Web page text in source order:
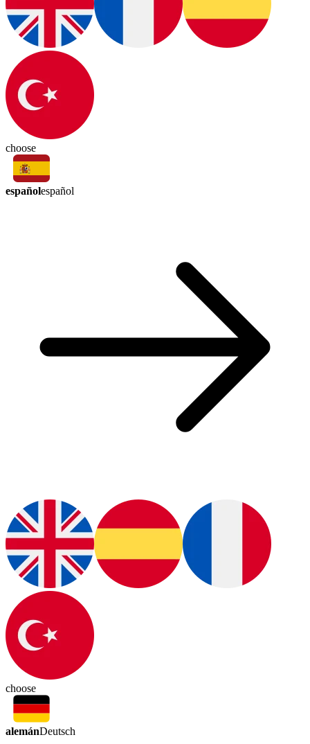
choose
españolespañol
choose
alemánDeutsch